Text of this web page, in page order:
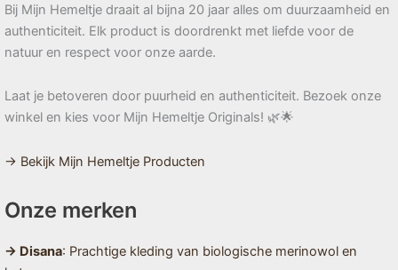
Bij Mijn Hemeltje draait al bijna 20 jaar alles om duurzaamheid en
authenticiteit. Elk product is doordrenkt met liefde voor de
natuur en respect voor onze aarde.
Laat je betoveren door puurheid en authenticiteit. Bezoek onze
winkel en kies voor Mijn Hemeltje Originals! 🌿🌟
→ Bekijk Mijn Hemeltje Producten
Onze merken
→ Disana: Prachtige kleding van biologische merinowol en